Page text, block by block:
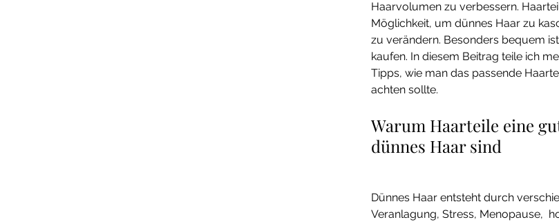
Haarvolumen zu verbessern.
Möglichkeit, um dünnes Haar zu
zu verändern. Besonders bequem
kaufen. In diesem Beitrag teile ich
Tipps, wie man das passende
achten sollte.
Warum Haarteile eine
dünnes Haar sind
Dünnes Haar entsteht durch
Veranlagung, Stress, Menopause,